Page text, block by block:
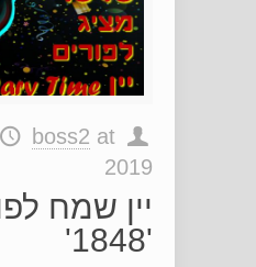
boss2 at
2019
יין שמח
'1848'